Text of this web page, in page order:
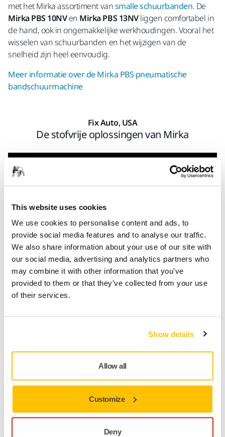
This website uses cookies
We use cookies to personalise content and ads, to
provide social media features and to analyse our traffic.
We also share information about your use of our site with
our social media, advertising and analytics partners who
may combine it with other information that you’ve
provided to them or that they’ve collected from your use
of their services.
Show details
Allow all
Customize
Deny
met het Mirka assortiment vansmalle schuurbanden. De
Mirka PBS 10NVen Mirka PBS 13NVliggen comfortabel in
de hand, ook in ongemakkelijke werkhoudingen. Vooral het
wisselen van schuurbanden en het wijzigen van de
snelheid zijn heel eenvoudig.
Meer informatie over de Mirka PBS pneumatische
bandschuurmachine
Fix Auto, USA
De stofvrije oplossingen van Mirka
Een schonere werkplaats betekent gezondere werknemers
en een prettigere werkomgeving. Marc Milot, manager bij
"Het is veruit een van de beste investeringen die we
ooit hebben gedaan. We hebben onze uitgaven aan
schuurmaterialen kunnen verlagen. Ze gaan iets
langer mee. De stofafzuigsystemen werken
geweldig. Over het geheel genomen is iedereen erg
enthousiast en blij niet elke dag helemaal onder het